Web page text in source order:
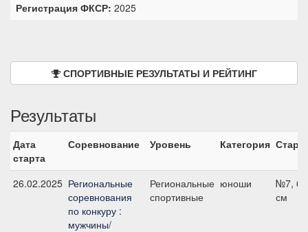
Регистрация ФКСР: 2025
СПОРТИВНЫЕ РЕЗУЛЬТАТЫ И РЕЙТИНГ
Результаты
Дата
старта
Соревнование Уровень Категория Старт
26.02.2025 Региональные
соревнования
по конкуру :
мужчины/
Региональные
спортивные
юноши
№7, 60
см